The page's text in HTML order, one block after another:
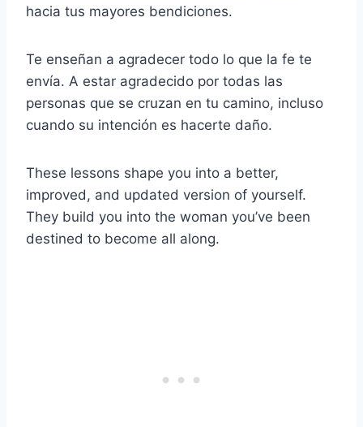
hacia tus mayores bendiciones.
Te enseñan a agradecer todo lo que la fe te
envía. A estar agradecido por todas las
personas que se cruzan en tu camino, incluso
cuando su intención es hacerte daño.
These lessons shape you into a better,
improved, and updated version of yourself.
They build you into the woman you’ve been
destined to become all along.